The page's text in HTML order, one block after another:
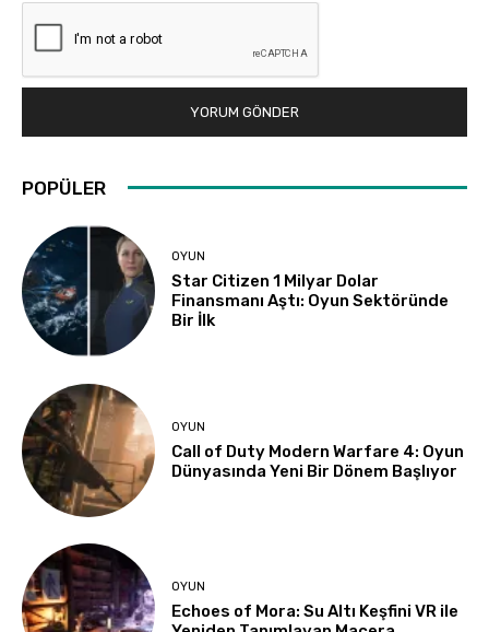
POPÜLER
OYUN
Star Citizen 1 Milyar Dolar
Finansmanı Aştı: Oyun Sektöründe
Bir İlk
OYUN
Call of Duty Modern Warfare 4: Oyun
Dünyasında Yeni Bir Dönem Başlıyor
OYUN
Echoes of Mora: Su Altı Keşfini VR ile